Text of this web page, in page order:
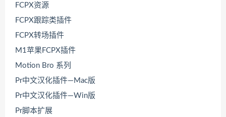
FCPX资源
FCPX跟踪类插件
FCPX转场插件
M1苹果FCPX插件
Motion Bro 系列
Pr中文汉化插件—Mac版
Pr中文汉化插件—Win版
Pr脚本扩展